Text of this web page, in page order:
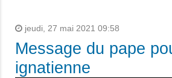
jeudi, 27 mai 2021 09:58
Message du pape
ignatienne